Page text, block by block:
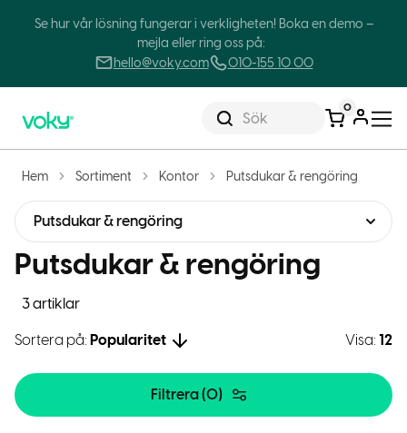
Se hur vår lösning fungerar i verkligheten! Boka en demo –
mejla eller ring oss på:
hello@voky.com
010-155 10 00
Sök
0
Hem Sortiment Kontor Putsdukar & rengöring
Putsdukar & rengöring
3 artiklar
Putsdukar & rengöring
Sortera på: Popularitet Visa: 12
Filtrera (0)